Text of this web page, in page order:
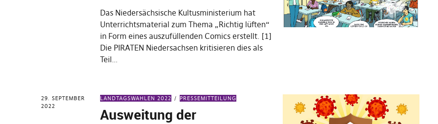
Das Niedersächsische Kultusministerium hat
Unterrichtsmaterial zum Thema „Richtig lüften“
in Form eines auszufüllenden Comics erstellt. [1]
Die PIRATEN Niedersachsen kritisieren dies als
Teil…
29. SEPTEMBER
2022
LANDTAGSWAHLEN 2022 PRESSEMITTEILUNG
Ausweitung der